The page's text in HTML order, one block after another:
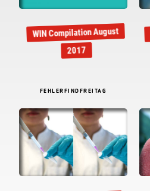
WIN Compilation August
2017
FEHLERFINDFREITAG